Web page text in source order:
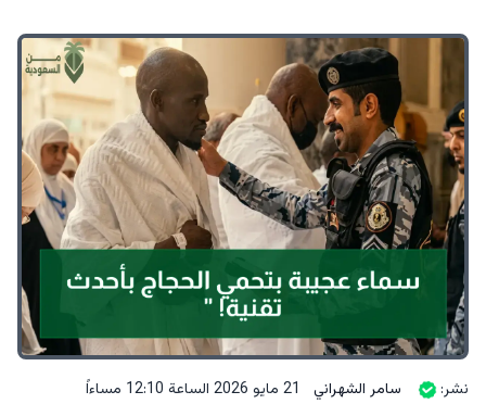
نشر: سامر الشهراني 21 مايو 2026 الساعة 12:10 مساءاً